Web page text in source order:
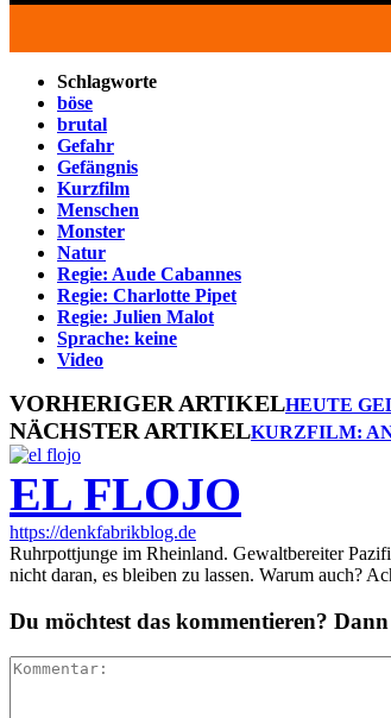
Schlagworte
böse
brutal
Gefahr
Gefängnis
Kurzfilm
Menschen
Monster
Natur
Regie: Aude Cabannes
Regie: Charlotte Pipet
Regie: Julien Malot
Sprache: keine
Video
VORHERIGER ARTIKELHEUTE
NÄCHSTER ARTIKELKURZFILM:
EL FLOJO
https://denkfabrikblog.de
Ruhrpottjunge im Rheinland. Gewaltbereiter
nicht daran, es bleiben zu lassen. Warum auch?
Du möchtest das kommentieren?